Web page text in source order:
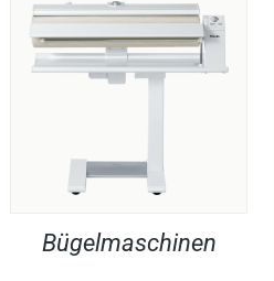
Bügelmaschinen